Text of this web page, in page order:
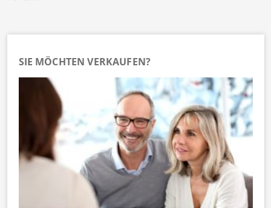
SIE MÖCHTEN VERKAUFEN?